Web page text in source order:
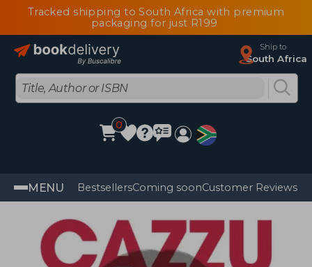
Tracked shipping to South Africa with premium
packaging for just R199
Ship to
South Africa
0
MENU BestsellersComing soonCustomer Reviews